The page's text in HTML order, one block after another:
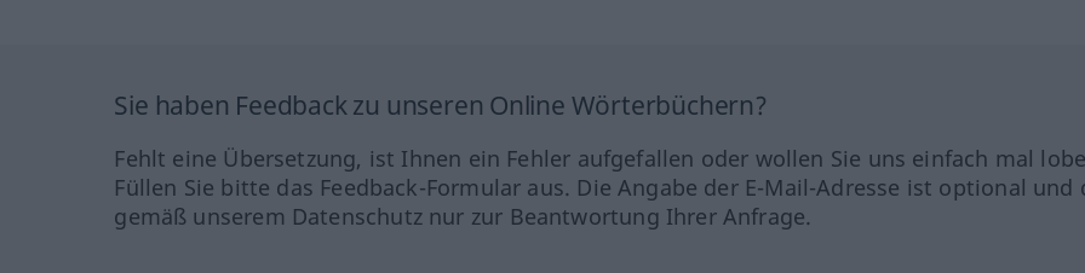
Sie haben Feedback zu unseren Online Wörterbüchern?
Fehlt eine Übersetzung, ist Ihnen ein Fehler aufgefallen oder wollen Sie uns einfach mal
Füllen Sie bitte das Feedback-Formular aus. Die Angabe der E-Mail-Adresse ist optional und
gemäß unserem Datenschutz nur zur Beantwortung Ihrer Anfrage.